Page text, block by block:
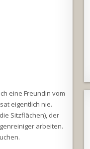
eine Freundin vom
eigentlich nie.
Sitzflächen), der
arbeiten.